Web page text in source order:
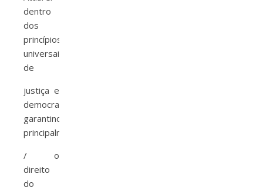
dentro
dos
princípios
universais/
de
justiça e
democracia,/
garantindo
principalmente
/ o
direito
do